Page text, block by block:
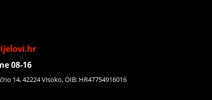
08-16
14, 42224 Visoko, OIB: HR47754916016